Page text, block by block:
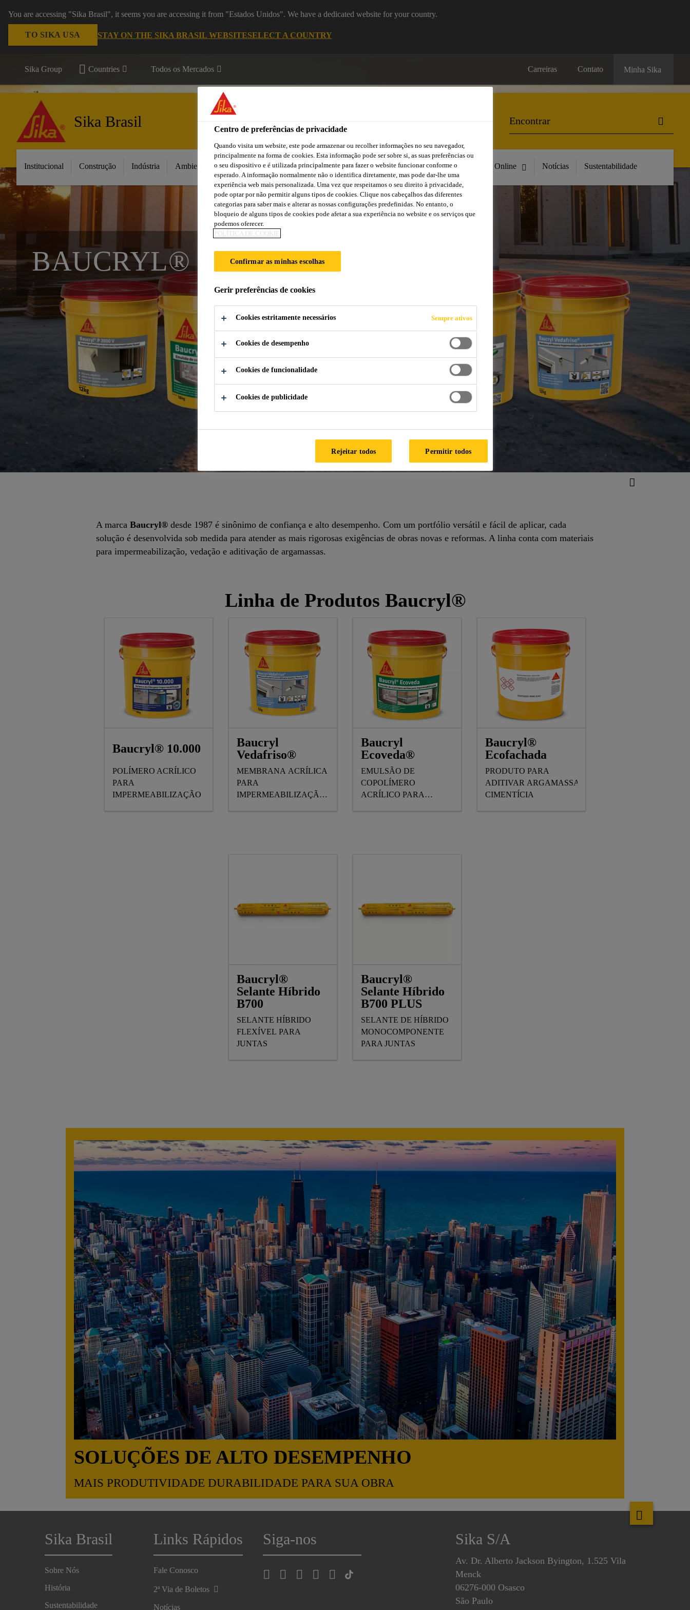
You are accessing "Sika Brasil", it seems you are accessing it from "Estados Unidos". We have a dedicated website for your country.
TO SIKA USA STAY ON THE SIKA BRASIL WEBSITESELECT A COUNTRY
Sika Group Countries Todos os Mercados Carreiras Contato Minha Sika
Sika Brasil
Institucional Construção Indústria Ambientes da Casa Automotive Centro de Downloads Cursos Online Compre Online Notícias Sustentabilidade
BAUCRYL®
A marca Baucryl® desde 1987 é sinônimo de confiança e alto desempenho. Com um portfólio versátil e fácil de aplicar, cada
solução é desenvolvida sob medida para atender as mais rigorosas exigências de obras novas e reformas. A linha conta com materiais
para impermeabilização, vedação e aditivação de argamassas.
Linha de Produtos Baucryl®
Baucryl® 10.000
POLÍMERO ACRÍLICO
PARA
IMPERMEABILIZAÇÃO
Baucryl
Vedafriso®
MEMBRANA ACRÍLICA
PARA
IMPERMEABILIZAÇÃO
Baucryl
Ecoveda®
EMULSÃO DE
COPOLÍMERO
ACRÍLICO PARA
Baucryl®
Ecofachada
PRODUTO PARA
ADITIVAR ARGAMASSA
CIMENTÍCIA
Baucryl®
Selante Híbrido
B700
SELANTE HÍBRIDO
FLEXÍVEL PARA
JUNTAS
Baucryl®
Selante Híbrido
B700 PLUS
SELANTE DE HÍBRIDO
MONOCOMPONENTE
PARA JUNTAS
SOLUÇÕES DE ALTO DESEMPENHO
MAIS PRODUTIVIDADE DURABILIDADE PARA SUA OBRA
Sika Brasil
Sobre Nós
História
Sustentabilidade
Links Rápidos
Fale Conosco
2ª Via de Boletos
Notícias
Siga-nos Sika S/A
Av. Dr. Alberto Jackson Byington, 1.525 Vila
Menck
06276-000 Osasco
São Paulo
Centro de preferências de privacidade
Quando visita um website, este pode armazenar ou recolher informações no seu navegador,
principalmente na forma de cookies. Esta informação pode ser sobre si, as suas preferências ou
o seu dispositivo e é utilizada principalmente para fazer o website funcionar conforme o
esperado. A informação normalmente não o identifica diretamente, mas pode dar-lhe uma
experiência web mais personalizada. Uma vez que respeitamos o seu direito à privacidade,
pode optar por não permitir alguns tipos de cookies. Clique nos cabeçalhos das diferentes
categorias para saber mais e alterar as nossas configurações predefinidas. No entanto, o
bloqueio de alguns tipos de cookies pode afetar a sua experiência no website e os serviços que
podemos oferecer.
POLÍTICA DE COOKIE
Confirmar as minhas escolhas
Gerir preferências de cookies
Cookies estritamente necessários Sempre ativos
Cookies de desempenho
Cookies de funcionalidade
Cookies de publicidade
Rejeitar todos Permitir todos